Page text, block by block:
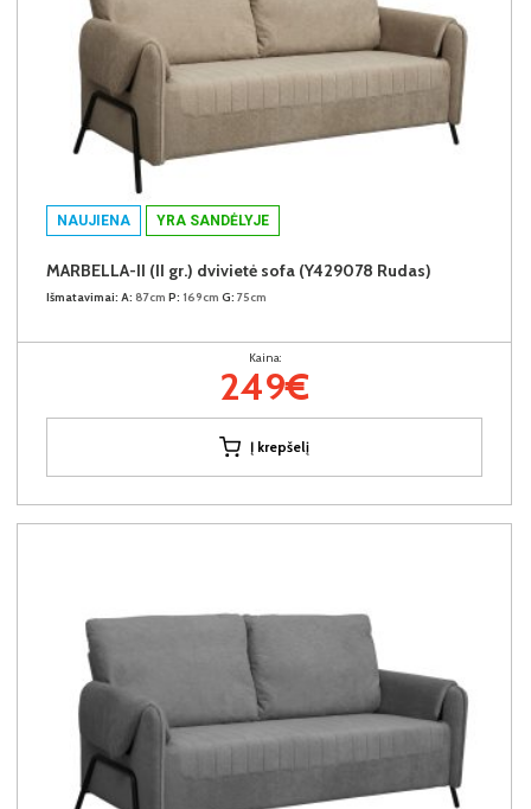
NAUJIENA YRA SANDĖLYJE
MARBELLA-II (II gr.) dvivietė sofa (Y429078 Rudas)
Išmatavimai: A: 87cm P: 169cm G: 75cm
Kaina:
249€
Į krepšelį